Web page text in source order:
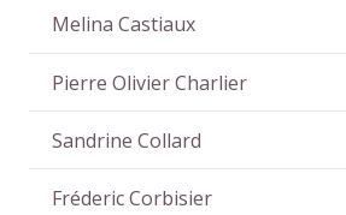
Melina Castiaux
Pierre Olivier Charlier
Sandrine Collard
Fréderic Corbisier